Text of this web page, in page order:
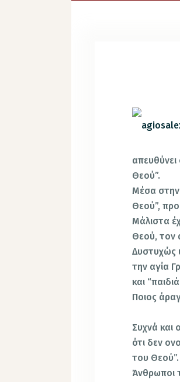
Θεού”.
Μέσα στην
Θεού”,
Μάλιστα
Θεού, τον
Δυστυχώς
την αγία
και
Ποιος
Συχνά και
ότι δεν
του Θεού”.
Άνθρωποι